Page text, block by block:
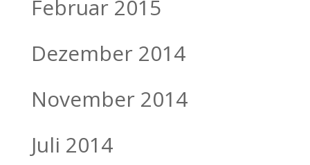
Februar 2015
Dezember 2014
November 2014
Juli 2014